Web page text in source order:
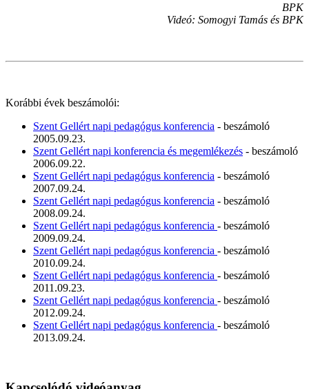
BPK
Videó: Somogyi Tamás és BPK
Korábbi évek beszámolói:
Szent Gellért napi pedagógus konferencia - beszámoló
2005.09.23.
Szent Gellért napi konferencia és megemlékezés - beszámoló
2006.09.22.
Szent Gellért napi pedagógus konferencia - beszámoló
2007.09.24.
Szent Gellért napi pedagógus konferencia - beszámoló
2008.09.24.
Szent Gellért napi pedagógus konferencia - beszámoló
2009.09.24.
Szent Gellért napi pedagógus konferencia - beszámoló
2010.09.24.
Szent Gellért napi pedagógus konferencia - beszámoló
2011.09.23.
Szent Gellért napi pedagógus konferencia - beszámoló
2012.09.24.
Szent Gellért napi pedagógus konferencia - beszámoló
2013.09.24.